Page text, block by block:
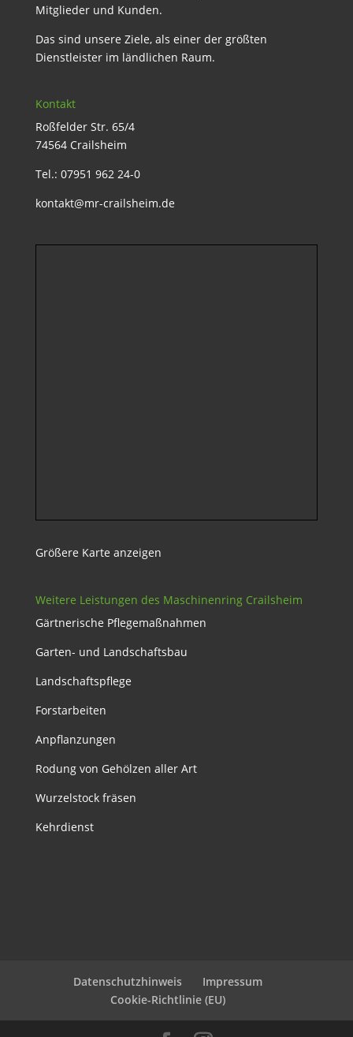
Mitglieder und Kunden.
Das sind unsere Ziele, als einer der größten
Dienstleister im ländlichen Raum.
Kontakt
Roßfelder Str. 65/4
74564 Crailsheim
Tel.: 07951 962 24-0
kontakt@mr-crailsheim.de
Größere Karte anzeigen
Weitere Leistungen des Maschinenring Crailsheim
Gärtnerische Pflegemaßnahmen
Garten- und Landschaftsbau
Landschaftspflege
Forstarbeiten
Anpflanzungen
Rodung von Gehölzen aller Art
Wurzelstock fräsen
Kehrdienst
Datenschutzhinweis
Impressum
Cookie-Richtlinie (EU)